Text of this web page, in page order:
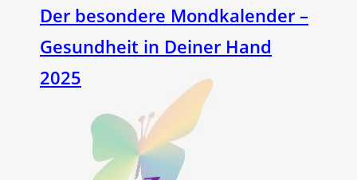
Der besondere Mondkalender –
Gesundheit in Deiner Hand
2025